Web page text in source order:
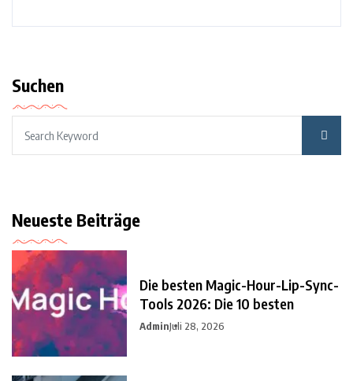
Suchen
Neueste Beiträge
Die besten Magic-Hour-Lip-Sync-
Tools 2026: Die 10 besten
AdminJuli 28, 2026